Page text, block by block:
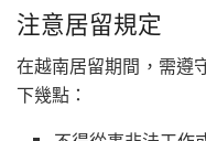
注意居留規定
在越南居留期間，需遵
下幾點：